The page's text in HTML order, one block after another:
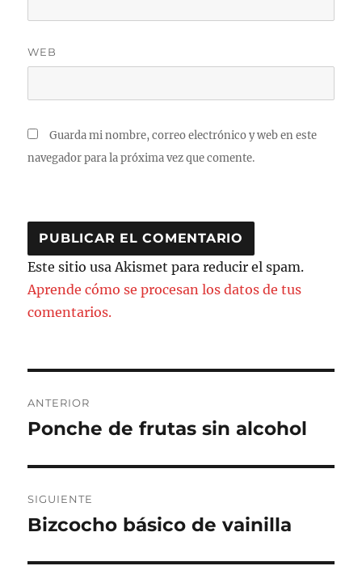
WEB
Guarda mi nombre, correo electrónico y web en este
navegador para la próxima vez que comente.
Este sitio usa Akismet para reducir el spam.
Aprende cómo se procesan los datos de tus
comentarios.
de
ANTERIOR
Entrada
Ponche de frutas sin alcohol
SIGUIENTE
Entrada
Bizcocho básico de vainilla